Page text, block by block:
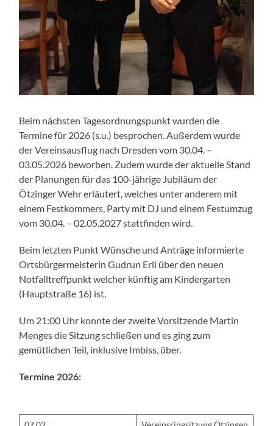
Beim nächsten Tagesordnungspunkt wurden die
Termine für 2026 (s.u.) besprochen. Außerdem wurde
der Vereinsausflug nach Dresden vom 30.04. –
03.05.2026 beworben. Zudem wurde der aktuelle Stand
der Planungen für das 100-jährige Jubiläum der
Ötzinger Wehr erläutert, welches unter anderem mit
einem Festkommers, Party mit DJ und einem Festumzug
vom 30.04. – 02.05.2027 stattfinden wird.
Beim letzten Punkt Wünsche und Anträge informierte
Ortsbürgermeisterin Gudrun Erll über den neuen
Notfalltreffpunkt welcher künftig am Kindergarten
(Hauptstraße 16) ist.
Um 21:00 Uhr konnte der zweite Vorsitzende Martin
Menges die Sitzung schließen und es ging zum
gemütlichen Teil, inklusive Imbiss, über.
Termine 2026: